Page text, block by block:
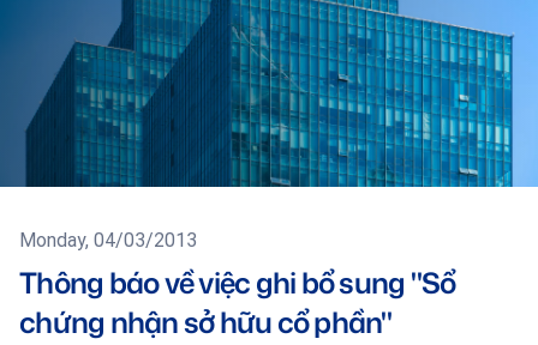
Monday, 04/03/2013
Thông báo về việc ghi bổ sung "Sổ
chứng nhận sở hữu cổ phần"